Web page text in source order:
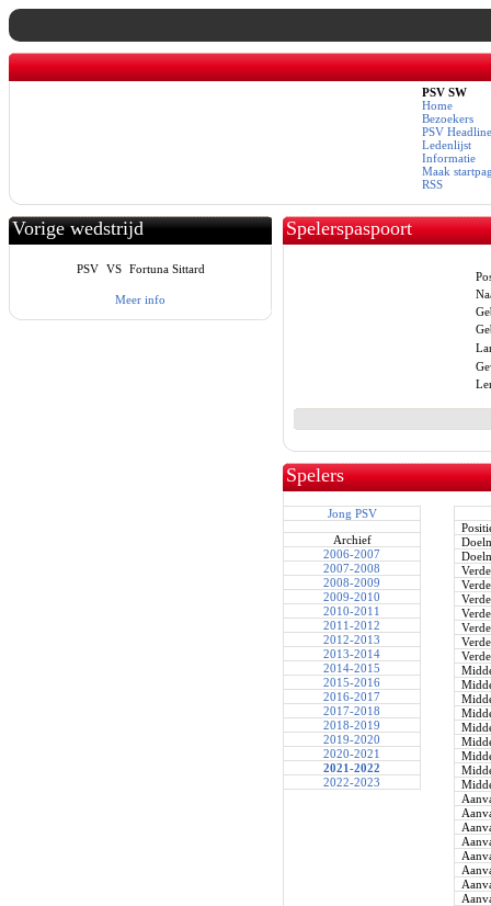
PSV SW
Home
Bezoekers
PSV
Ledenlijst
Informatie
Maak
RSS
Vorige wedstrijd
PSV VS Fortuna Sittard
Meer info
Spelerspaspoort
Spelers
Jong PSV
Archief
2006-2007
2007-2008
2008-2009
2009-2010
2010-2011
2011-2012
2012-2013
2013-2014
2014-2015
2015-2016
2016-2017
2017-2018
2018-2019
2019-2020
2020-2021
2021-2022
2022-2023